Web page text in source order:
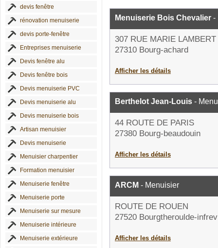
devis fenêtre
rénovation menuiserie
devis porte-fenêtre
Entreprises menuiserie
Devis fenêtre alu
Devis fenêtre bois
Devis menuiserie PVC
Devis menuiserie alu
Devis menuiserie bois
Artisan menuisier
Devis menuiserie
Menuisier charpentier
Formation menuisier
Menuiserie fenêtre
Menuiserie porte
Menuiserie sur mesure
Menuiserie intérieure
Menuiserie extérieure
Menuiserie Bois Chevalier -
307 RUE MARIE LAMBERT
27310 Bourg-achard
Afficher les détails
Berthelot Jean-Louis -
44 ROUTE DE PARIS
27380 Bourg-beaudouin
Afficher les détails
ARCM - Menuisier
ROUTE DE ROUEN
27520 Bourgtheroulde-
Afficher les détails